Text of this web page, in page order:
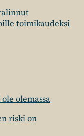
toimikaudeksi
olemassa
riski on